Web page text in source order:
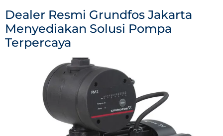
Dealer Resmi Grundfos Jakarta
Menyediakan Solusi Pompa
Terpercaya